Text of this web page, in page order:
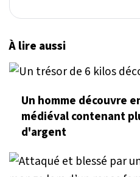
À lire aussi
Un homme découvre
médiéval contenant
d'argent